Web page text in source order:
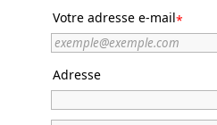
Votre adresse e-mail*
Adresse